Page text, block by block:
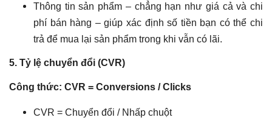
Thông tin sản phẩm – chẳng hạn như giá cả và chi
phí bán hàng – giúp xác định số tiền bạn có thể chi
trả để mua lại sản phẩm trong khi vẫn có lãi.
5. Tỷ lệ chuyển đổi (CVR)
Công thức: CVR = Conversions / Clicks
CVR = Chuyển đổi / Nhấp chuột